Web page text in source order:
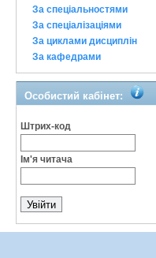
За спеціальностями
За спеціалізаціями
За циклами дисциплін
За кафедрами
Особистий кабінет:
Штрих-код
Ім'я читача